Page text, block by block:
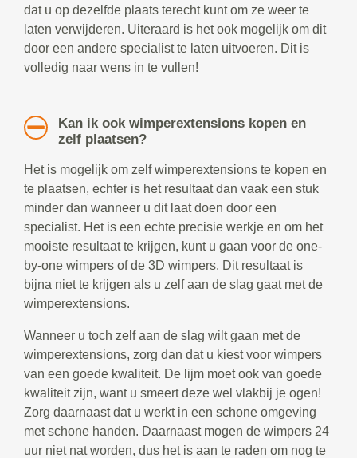
dat u op dezelfde plaats terecht kunt om ze weer te
laten verwijderen. Uiteraard is het ook mogelijk om dit
door een andere specialist te laten uitvoeren. Dit is
volledig naar wens in te vullen!
Kan ik ook wimperextensions kopen en
zelf plaatsen?
Het is mogelijk om zelf wimperextensions te kopen en
te plaatsen, echter is het resultaat dan vaak een stuk
minder dan wanneer u dit laat doen door een
specialist. Het is een echte precisie werkje en om het
mooiste resultaat te krijgen, kunt u gaan voor de one-
by-one wimpers of de 3D wimpers. Dit resultaat is
bijna niet te krijgen als u zelf aan de slag gaat met de
wimperextensions.
Wanneer u toch zelf aan de slag wilt gaan met de
wimperextensions, zorg dan dat u kiest voor wimpers
van een goede kwaliteit. De lijm moet ook van goede
kwaliteit zijn, want u smeert deze wel vlakbij je ogen!
Zorg daarnaast dat u werkt in een schone omgeving
met schone handen. Daarnaast mogen de wimpers 24
uur niet nat worden, dus het is aan te raden om nog te